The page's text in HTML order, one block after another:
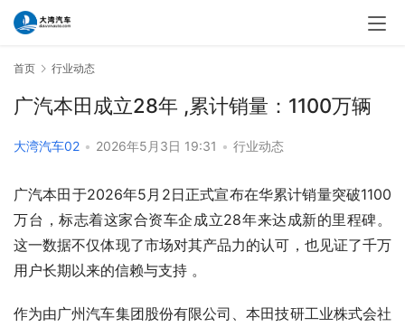
首页 行业动态
广汽本田成立28年 ,累计销量：1100万辆
大湾汽车02 • 2026年5月3日 19:31 • 行业动态
广汽本田‌于‌2026年5月2日‌正式宣布在华累计销量突破‌1100
万台‌，标志着这家合资车企成立‌28年‌来达成新的里程碑。
这一数据不仅体现了市场对其产品力的认可，也见证了千万
作为由广州汽车集团股份有限公司、本田技研工业株式会社